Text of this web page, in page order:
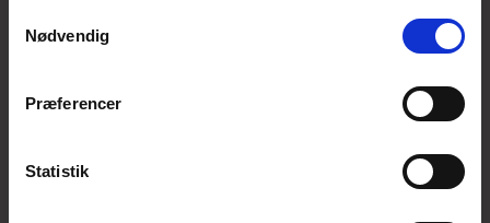
Nødvendig
Præferencer
Statistik